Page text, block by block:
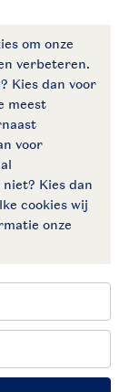
Landal